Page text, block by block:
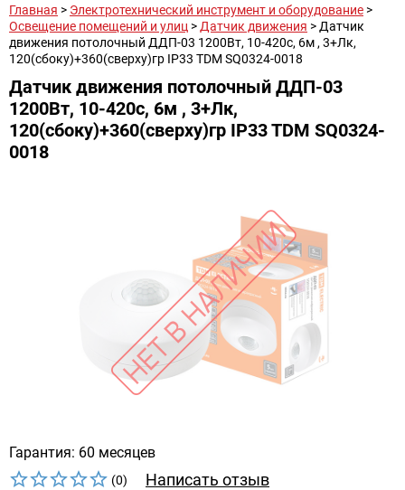
Главная > Электротехнический инструмент и оборудование >
Освещение помещений и улиц > Датчик движения > Датчик
движения потолочный ДДП-03 1200Вт, 10-420с, 6м , 3+Лк,
120(сбоку)+360(сверху)гр IP33 TDM SQ0324-0018
Датчик движения потолочный ДДП-03
1200Вт, 10-420с, 6м , 3+Лк,
120(сбоку)+360(сверху)гр IP33 TDM SQ0324-
0018
Гарантия: 60 месяцев
(0) Написать отзыв